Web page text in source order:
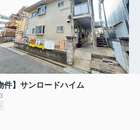
件】サンロードハイム